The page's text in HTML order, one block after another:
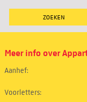
Meer info over
Aanhef:
Voorletters: